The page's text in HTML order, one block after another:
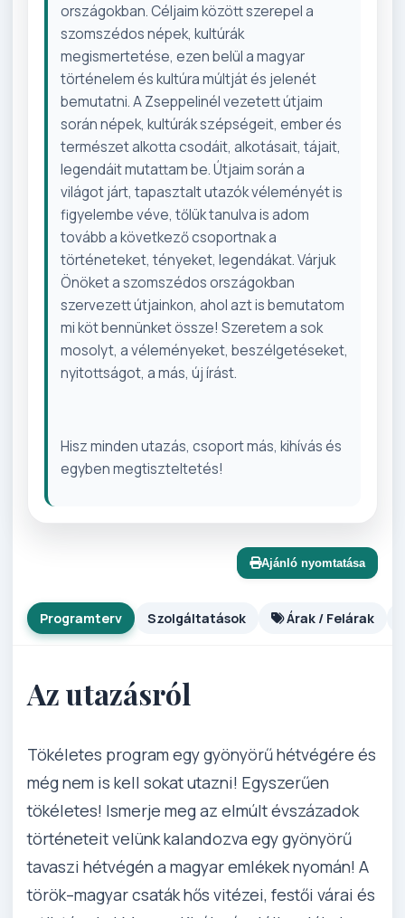
országokban. Céljaim között szerepel a
szomszédos népek, kultúrák
megismertetése, ezen belül a magyar
történelem és kultúra múltját és jelenét
bemutatni. A Zseppelinél vezetett útjaim
során népek, kultúrák szépségeit, ember és
természet alkotta csodáit, alkotásait, tájait,
legendáit mutattam be. Útjaim során a
világot járt, tapasztalt utazók véleményét is
figyelembe véve, tőlük tanulva is adom
tovább a következő csoportnak a
történeteket, tényeket, legendákat. Várjuk
Önöket a szomszédos országokban
szervezett útjainkon, ahol azt is bemutatom
mi köt bennünket össze! Szeretem a sok
mosolyt, a véleményeket, beszélgetéseket,
nyitottságot, a más, új írást.
Hisz minden utazás, csoport más, kihívás és
egyben megtiszteltetés!
Ajánló nyomtatása
Programterv Szolgáltatások Árak / Felárak
Az utazásról
Tökéletes program egy gyönyörű hétvégére és
még nem is kell sokat utazni! Egyszerűen
tökéletes! Ismerje meg az elmúlt évszázadok
történeteit velünk kalandozva egy gyönyörű
tavaszi hétvégén a magyar emlékek nyomán! A
török–magyar csaták hős vitézei, festői várai és